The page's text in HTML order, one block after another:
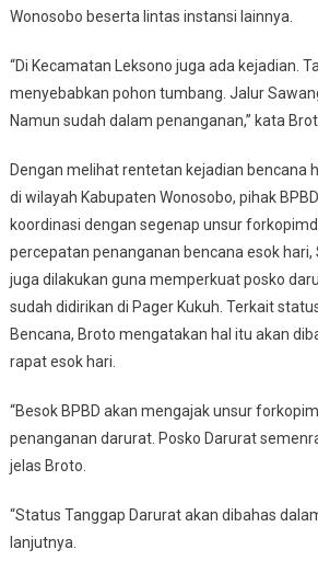
Wonosobo beserta lintas instansi lainnya.
“Di Kecamatan Leksono juga ada kejadian.
menyebabkan pohon tumbang. Jalur
Namun sudah dalam penanganan,” kata
Dengan melihat rentetan kejadian bencana
di wilayah Kabupaten Wonosobo, pihak
koordinasi dengan segenap unsur
percepatan penanganan bencana esok hari,
juga dilakukan guna memperkuat posko
sudah didirikan di Pager Kukuh. Terkait
Bencana, Broto mengatakan hal itu akan
rapat esok hari.
“Besok BPBD akan mengajak unsur
penanganan darurat. Posko Darurat
jelas Broto.
“Status Tanggap Darurat akan dibahas
lanjutnya.